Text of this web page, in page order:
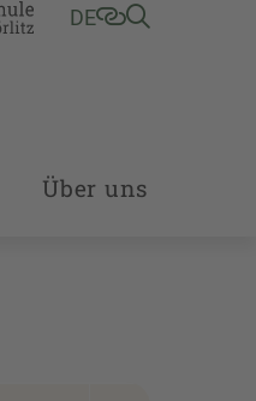
DE
Über uns